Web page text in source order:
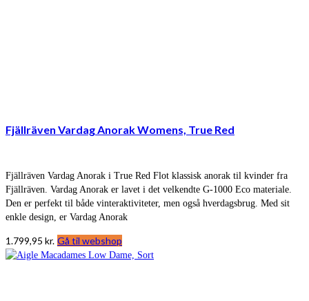
Fjällräven Vardag Anorak Womens, True Red
Fjällräven Vardag Anorak i True Red Flot klassisk anorak til kvinder fra
Fjällräven. Vardag Anorak er lavet i det velkendte G-1000 Eco materiale.
Den er perfekt til både vinteraktiviteter, men også hverdagsbrug. Med sit
enkle design, er Vardag Anorak
1.799,95 kr. Gå til webshop